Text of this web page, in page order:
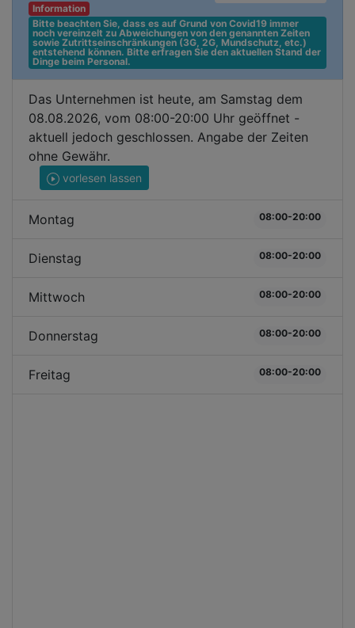
Information
Bitte beachten Sie, dass es auf Grund von Covid19 immer
noch vereinzelt zu Abweichungen von den genannten Zeiten
sowie Zutrittseinschränkungen (3G, 2G, Mundschutz, etc.)
entstehend können. Bitte erfragen Sie den aktuellen Stand der
Dinge beim Personal.
Das Unternehmen ist heute, am Samstag dem
08.08.2026, vom 08:00-20:00 Uhr geöffnet -
aktuell jedoch geschlossen. Angabe der Zeiten
ohne Gewähr.
vorlesen lassen
Montag 08:00-20:00
Dienstag 08:00-20:00
Mittwoch 08:00-20:00
Donnerstag 08:00-20:00
Freitag 08:00-20:00